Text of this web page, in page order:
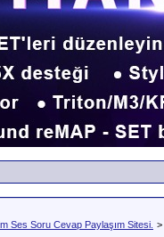
Ses Soru Cevap Paylaşım Sitesi. >